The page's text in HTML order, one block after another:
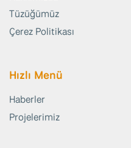
Tüzüğümüz
Çerez Politikası
Hızlı Menü
Haberler
Projelerimiz